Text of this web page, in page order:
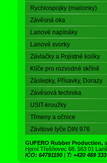
Rychlospojky (mailonky)
Závěsná oka
Lanové napínáky
Lanové svorky
Závlačky a Pojistné kolíky
Klíče pro rozvodné skříně
Záslepky, Přísavky, Dorazy
Závěsová technika
USIT-kroužky
Třmeny a očnice
Závitové tyče DIN 976
GUFERO Rubber Production,
Horní Třešňovec 68, 563 01
IČO: 64791190 | T: +420 469